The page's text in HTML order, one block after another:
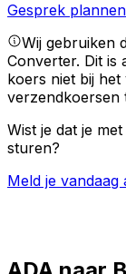
Gesprek plannen
Wij gebruiken
Converter. Dit is
koers niet bij
verzendkoersen
Wist je dat je
sturen?
Meld je vandaag